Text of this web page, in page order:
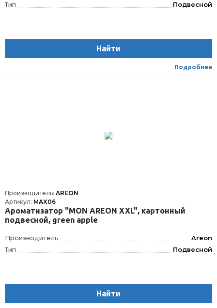
Тип
Подвесной
Найти
Подробнее
Производитель: AREON
Артикул: MAX06
Ароматизатор "MON AREON XXL", картонный
подвесной, green apple
Производитель
Areon
Тип
Подвесной
Найти